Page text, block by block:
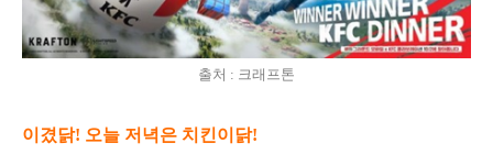
출처 : 크래프톤
이겼닭! 오늘 저녁은 치킨이닭!